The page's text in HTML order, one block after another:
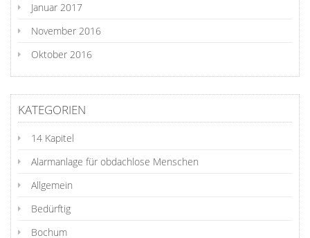
Januar 2017
November 2016
Oktober 2016
KATEGORIEN
14 Kapitel
Alarmanlage für obdachlose Menschen
Allgemein
Bedürftig
Bochum